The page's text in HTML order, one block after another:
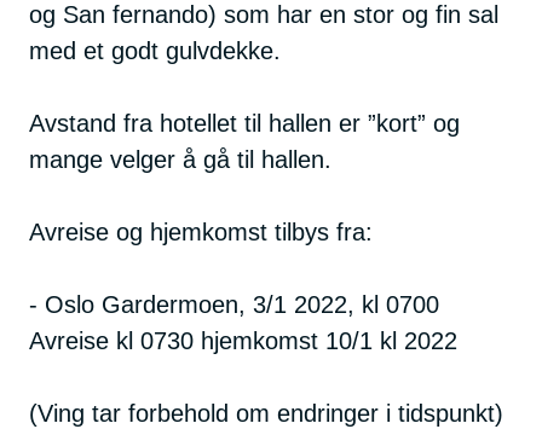
og San fernando) som har en stor og fin sal
med et godt gulvdekke.
Avstand fra hotellet til hallen er ”kort” og
mange velger å gå til hallen.
Avreise og hjemkomst tilbys fra:
- Oslo Gardermoen, 3/1 2022, kl 0700
Avreise kl 0730 hjemkomst 10/1 kl 2022
(Ving tar forbehold om endringer i tidspunkt)